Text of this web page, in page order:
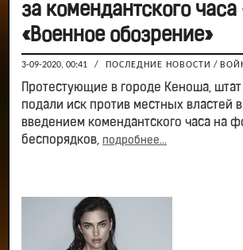
за комендантского
«Военное обозрение»
3-09-2020, 00:41 / ПОСЛЕДНИЕ НОВОСТИ /
Протестующие в городе Кеноша,
подали иск против местных властей
введением комендантского часа на
беспорядков, подробнее...